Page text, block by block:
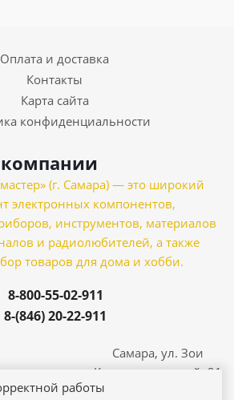
Оплата и доставка
Контакты
Карта сайта
конфиденциальности
(г. Самара) — это широкий
электронных компонентов,
инструментов, материалов
и радиолюбителей, а также
товаров для дома и хобби.
8-800-55-02-911
8-(846) 20-22-911
Самара, ул. Зои
Космодемьянской, 21
работы